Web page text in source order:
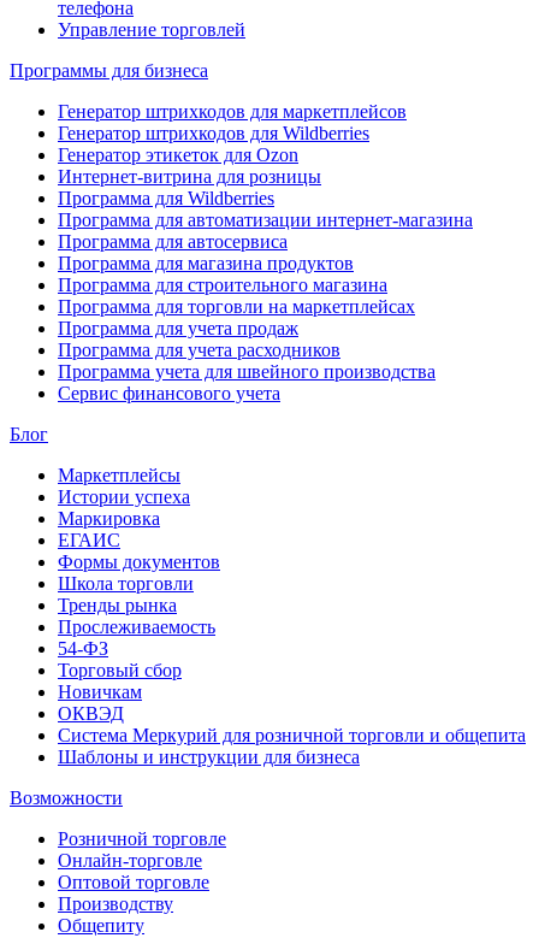
телефона
Управление торговлей
Программы для бизнеса
Генератор штрихкодов для маркетплейсов
Генератор штрихкодов для Wildberries
Генератор этикеток для Ozon
Интернет-витрина для розницы
Программа для Wildberries
Программа для автоматизации интернет-магазина
Программа для автосервиса
Программа для магазина продуктов
Программа для строительного магазина
Программа для торговли на маркетплейсах
Программа для учета продаж
Программа для учета расходников
Программа учета для швейного производства
Сервис финансового учета
Блог
Маркетплейсы
Истории успеха
Маркировка
ЕГАИС
Формы документов
Школа торговли
Тренды рынка
Прослеживаемость
54-ФЗ
Торговый сбор
Новичкам
ОКВЭД
Система Меркурий для розничной торговли и общепита
Шаблоны и инструкции для бизнеса
Возможности
Розничной торговле
Онлайн-торговле
Оптовой торговле
Производству
Общепиту